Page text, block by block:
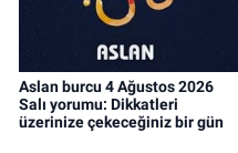
Aslan burcu 4 Ağustos 2026
Salı yorumu: Dikkatleri
üzerinize çekeceğiniz bir gün